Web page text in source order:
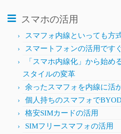
スマホの活用
スマフォ内線といっても方
スマートフォンの活用です
「スマホ内線化」から始め
スタイルの変革
余ったスマフォを内線に活
個人持ちのスマフォで
格安SIMカードの活用
SIMフリースマフォの活用